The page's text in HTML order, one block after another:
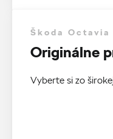
Škoda Octavia
Originálne
Vyberte si zo